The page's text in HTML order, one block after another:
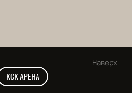
Наверх
КСК АРЕНА